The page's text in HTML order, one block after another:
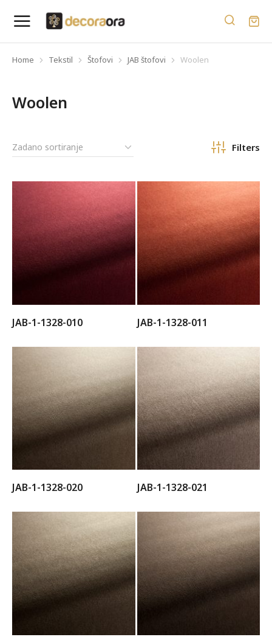
You are here:
Home Tekstil Štofovi JAB štofovi Woolen
Woolen
Filters
JAB-1-1328-010 JAB-1-1328-011
JAB-1-1328-020 JAB-1-1328-021